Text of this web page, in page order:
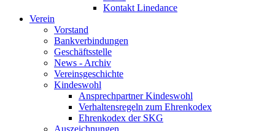
Kontakt Linedance
Verein
Vorstand
Bankverbindungen
Geschäftsstelle
News - Archiv
Vereinsgeschichte
Kindeswohl
Ansprechpartner Kindeswohl
Verhaltensregeln zum Ehrenkodex
Ehrenkodex der SKG
Auszeichnungen